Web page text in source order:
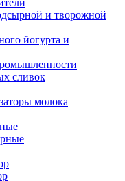
и творожной
йогурта и
сливок
молока